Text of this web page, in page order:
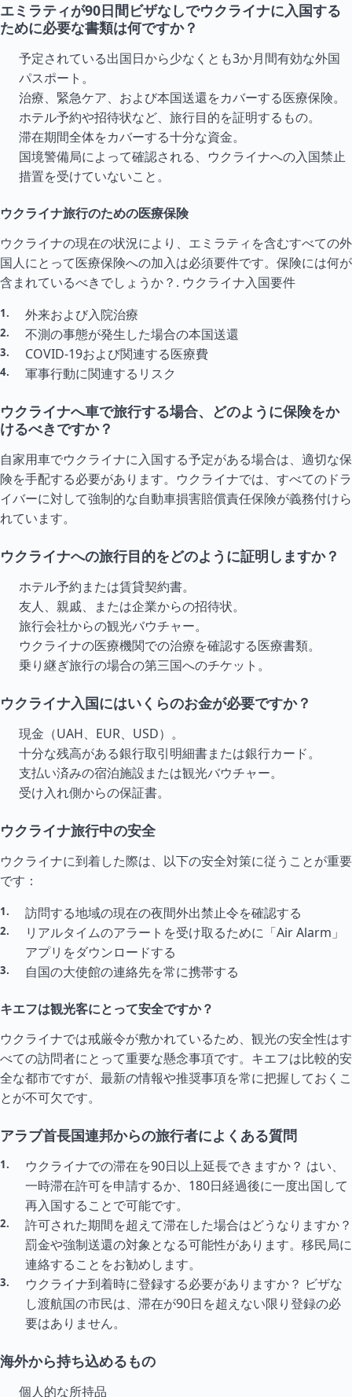
エミラティが90日間ビザなしでウクライナに入国する
ために必要な書類は何ですか？
予定されている出国日から少なくとも3か月間有効な外国
パスポート。
治療、緊急ケア、および本国送還をカバーする医療保険。
ホテル予約や招待状など、旅行目的を証明するもの。
滞在期間全体をカバーする十分な資金。
国境警備局によって確認される、ウクライナへの入国禁止
措置を受けていないこと。
ウクライナ旅行のための医療保険
ウクライナの現在の状況により、エミラティを含むすべての外
国人にとって医療保険への加入は必須要件です。保険には何が
含まれているべきでしょうか？. ウクライナ入国要件
外来および入院治療
不測の事態が発生した場合の本国送還
COVID-19および関連する医療費
軍事行動に関連するリスク
ウクライナへ車で旅行する場合、どのように保険をか
けるべきですか？
自家用車でウクライナに入国する予定がある場合は、適切な保
険を手配する必要があります。ウクライナでは、すべてのドラ
イバーに対して強制的な自動車損害賠償責任保険が義務付けら
れています。
ウクライナへの旅行目的をどのように証明しますか？
ホテル予約または賃貸契約書。
友人、親戚、または企業からの招待状。
旅行会社からの観光バウチャー。
ウクライナの医療機関での治療を確認する医療書類。
乗り継ぎ旅行の場合の第三国へのチケット。
ウクライナ入国にはいくらのお金が必要ですか？
現金（UAH、EUR、USD）。
十分な残高がある銀行取引明細書または銀行カード。
支払い済みの宿泊施設または観光バウチャー。
受け入れ側からの保証書。
ウクライナ旅行中の安全
ウクライナに到着した際は、以下の安全対策に従うことが重要
です：
訪問する地域の現在の夜間外出禁止令を確認する
リアルタイムのアラートを受け取るために「Air Alarm」
アプリをダウンロードする
自国の大使館の連絡先を常に携帯する
キエフは観光客にとって安全ですか？
ウクライナでは戒厳令が敷かれているため、観光の安全性はす
べての訪問者にとって重要な懸念事項です。キエフは比較的安
全な都市ですが、最新の情報や推奨事項を常に把握しておくこ
とが不可欠です。
アラブ首長国連邦からの旅行者によくある質問
ウクライナでの滞在を90日以上延長できますか？ はい、
一時滞在許可を申請するか、180日経過後に一度出国して
再入国することで可能です。
許可された期間を超えて滞在した場合はどうなりますか？
罰金や強制送還の対象となる可能性があります。移民局に
連絡することをお勧めします。
ウクライナ到着時に登録する必要がありますか？ ビザな
し渡航国の市民は、滞在が90日を超えない限り登録の必
要はありません。
海外から持ち込めるもの
個人的な所持品